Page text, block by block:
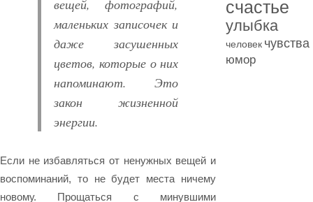
вещей, фотографий,
маленьких записочек и
даже засушенных
цветов, которые о них
напоминают. Это
закон жизненной
энергии.
Если не избавляться от ненужных вещей и
воспоминаний, то не будет места ничему
новому. Прощаться с минувшими
счастье
улыбка
человек чувства
юмор